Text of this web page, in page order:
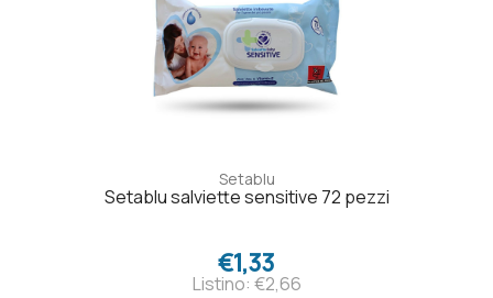
Setablu
Setablu salviette sensitive 72 pezzi
€1,33
Listino: €2,66